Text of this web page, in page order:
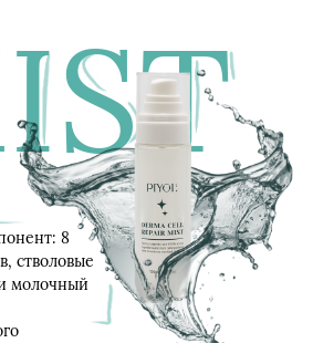
8
стволовые
молочный